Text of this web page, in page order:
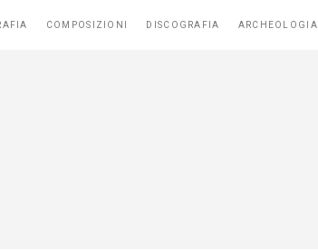
COMPOSIZIONI DISCOGRAFIA ARCHEOLOGIA